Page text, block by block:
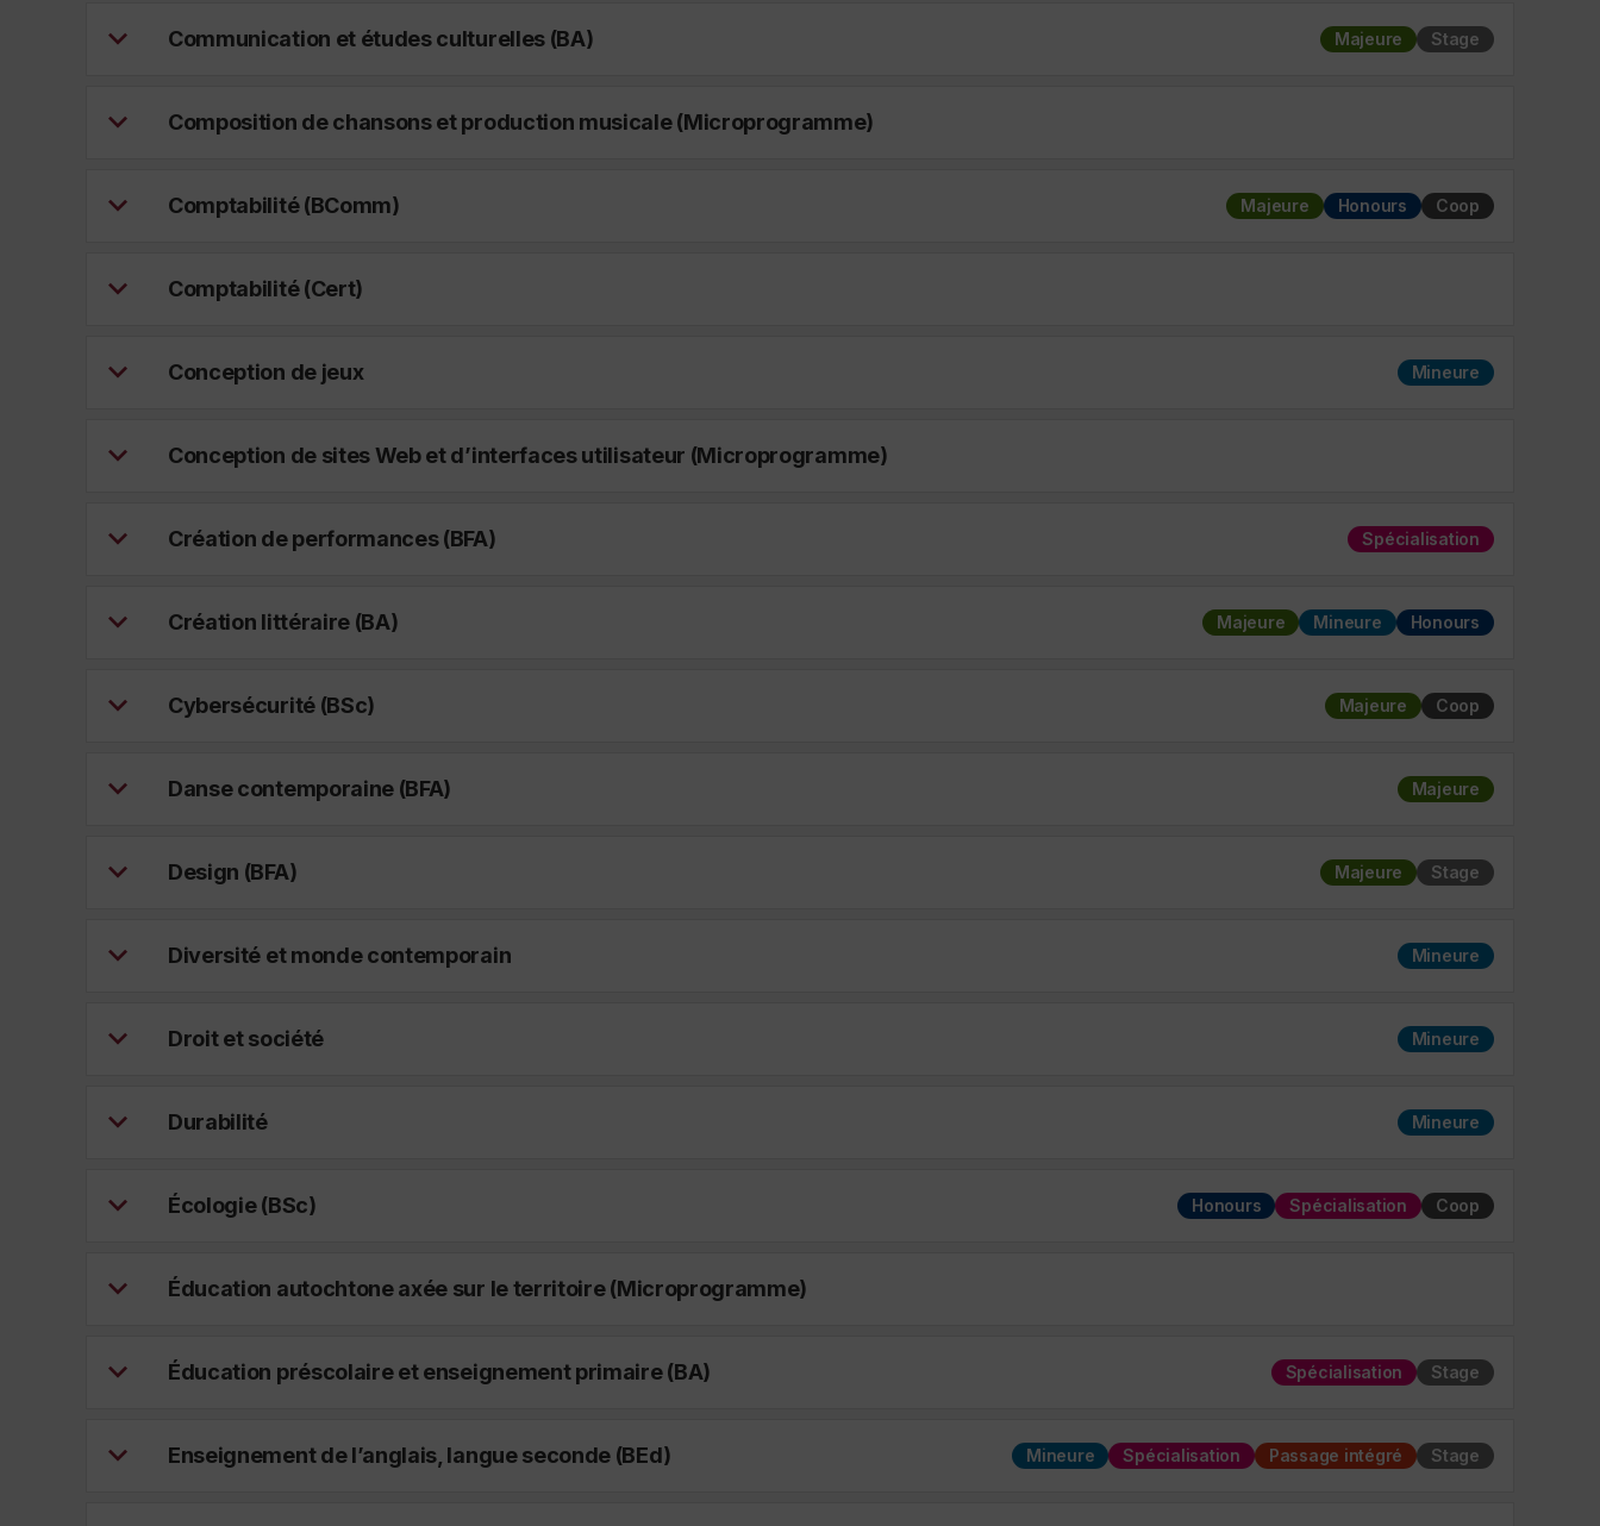
Communication et études culturelles (BA) Majeure Stage
Composition de chansons et production musicale (Microprogramme)
Comptabilité (BComm) Majeure Honours Coop
Comptabilité (Cert)
Conception de jeux Mineure
Conception de sites Web et d’interfaces utilisateur (Microprogramme)
Création de performances (BFA) Spécialisation
Création littéraire (BA) Majeure Mineure Honours
Cybersécurité (BSc) Majeure Coop
Danse contemporaine (BFA) Majeure
Design (BFA) Majeure Stage
Diversité et monde contemporain Mineure
Droit et société Mineure
Durabilité Mineure
Écologie (BSc) Honours Spécialisation Coop
Éducation autochtone axée sur le territoire (Microprogramme)
Éducation préscolaire et enseignement primaire (BA) Spécialisation Stage
Enseignement de l’anglais, langue seconde (BEd) Mineure Spécialisation Passage intégré Stage